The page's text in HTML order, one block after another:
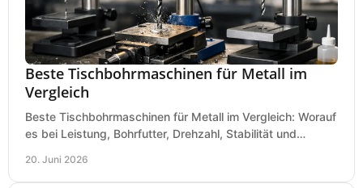
Beste Tischbohrmaschinen für Metall im
Vergleich
Beste Tischbohrmaschinen für Metall im Vergleich: Worauf
es bei Leistung, Bohrfutter, Drehzahl, Stabilität und
20. Juni 2026